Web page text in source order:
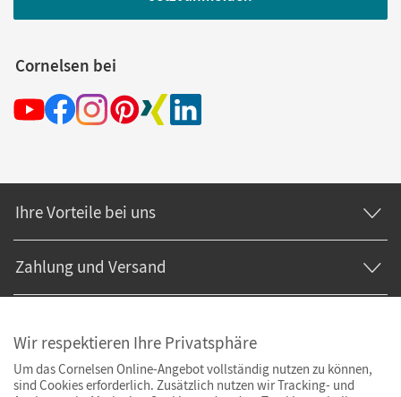
Cornelsen bei
Ihre Vorteile bei uns
Zahlung und Versand
Wir respektieren Ihre Privatsphäre
Um das Cornelsen Online-Angebot vollständig nutzen zu können,
sind Cookies erforderlich. Zusätzlich nutzen wir Tracking- und